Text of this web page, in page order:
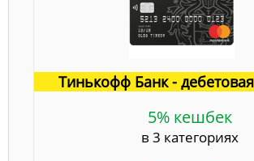
Тинькофф Банк -
5% кешбек
в 3 категориях